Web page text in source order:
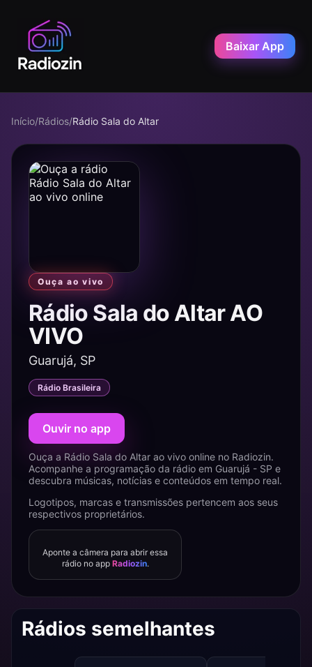
Baixar App
Início/Rádios/Rádio Sala do Altar
Ouça ao vivo
Rádio Sala do Altar AO
VIVO
Guarujá, SP
Rádio Brasileira
Ouvir no app
Ouça a Rádio Sala do Altar ao vivo online no Radiozin.
Acompanhe a programação da rádio em Guarujá - SP e
descubra músicas, notícias e conteúdos em tempo real.
Logotipos, marcas e transmissões pertencem aos seus
respectivos proprietários.
Aponte a câmera para abrir essa
rádio no app Radiozin.
Rádios semelhantes